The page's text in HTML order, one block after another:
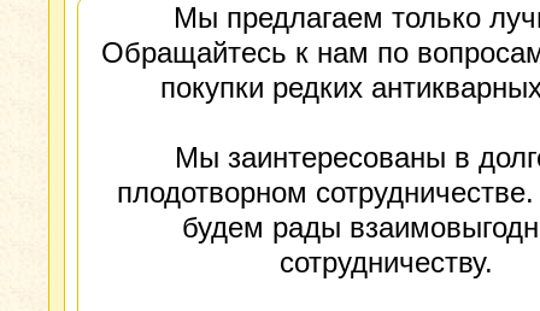
Мы предлагаем только
Обращайтесь к нам по
покупки редких
Мы заинтересованы в
плодотворном
будем рады
сотрудничеству.